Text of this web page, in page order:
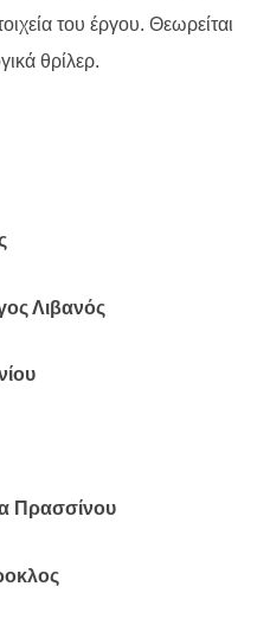
του έργου. Θεωρείται
θρίλερ.
Λιβανός
Πρασσίνου